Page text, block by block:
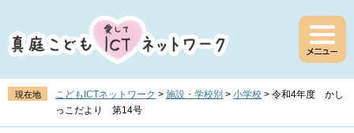
ジ
の
頭
す
ュ
ー
飛
し
現在地 こどもICTネットワーク > 施設・学校別 > 小学校 > 令和4年度 かし
っこだより 第14号